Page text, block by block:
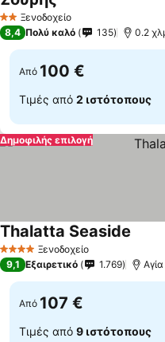
2 ΑστέριαΞενοδοχείο
8,4 Πολύ καλό 135 0.2
Από 100 €
Τιμές από 2 ιστότοπους
Δημοφιλής επιλογή
4 ΑστέριαΞενοδοχείο
Thalatta Seaside
9,1 Εξαιρετικό 1.769
Από 107 €
Τιμές από 9 ιστότοπους